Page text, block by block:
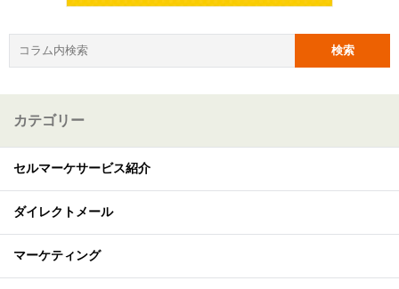
カテゴリー
セルマーケサービス紹介
ダイレクトメール
マーケティング